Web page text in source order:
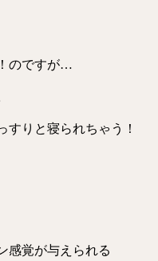
のですが…
りと寝られちゃう！
感覚が与えられる